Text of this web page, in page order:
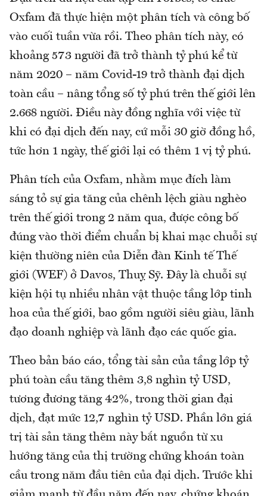
Oxfam đã thực hiện một phân tích và công bố
vào cuối tuần vừa rồi. Theo phân tích này, có
khoảng 573 người đã trở thành tỷ phú kể từ
năm 2020 – năm Covid-19 trở thành đại dịch
toàn cầu – nâng tổng số tỷ phú trên thế giới lên
2.668 người. Điều này đồng nghĩa với việc từ
khi có đại dịch đến nay, cứ mỗi 30 giờ đồng hồ,
tức hơn 1 ngày, thế giới lại có thêm 1 vị tỷ phú.
Phân tích của Oxfam, nhằm mục đích làm
sáng tỏ sự gia tăng của chênh lệch giàu nghèo
trên thế giới trong 2 năm qua, được công bố
đúng vào thời điểm chuẩn bị khai mạc chuỗi sự
kiện thường niên của Diễn đàn Kinh tế Thế
giới (WEF) ở Davos, Thuỵ Sỹ. Đây là chuỗi sự
kiện hội tụ nhiều nhân vật thuộc tầng lớp tinh
hoa của thế giới, bao gồm người siêu giàu, lãnh
đạo doanh nghiệp và lãnh đạo các quốc gia.
Theo bản báo cáo, tổng tài sản của tầng lớp tỷ
phú toàn cầu tăng thêm 3,8 nghìn tỷ USD,
tương đương tăng 42%, trong thời gian đại
dịch, đạt mức 12,7 nghìn tỷ USD. Phần lớn giá
trị tài sản tăng thêm này bắt nguồn từ xu
hướng tăng của thị trường chứng khoán toàn
cầu trong năm đầu tiên của đại dịch. Trước khi